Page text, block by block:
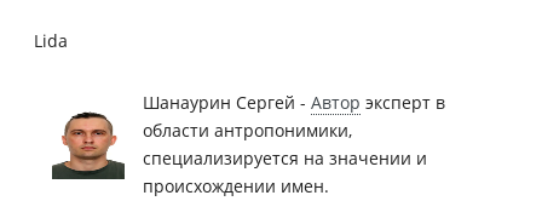
Lida
Шанаурин Сергей - Автор эксперт в
области антропонимики,
специализируется на значении и
происхождении имен.